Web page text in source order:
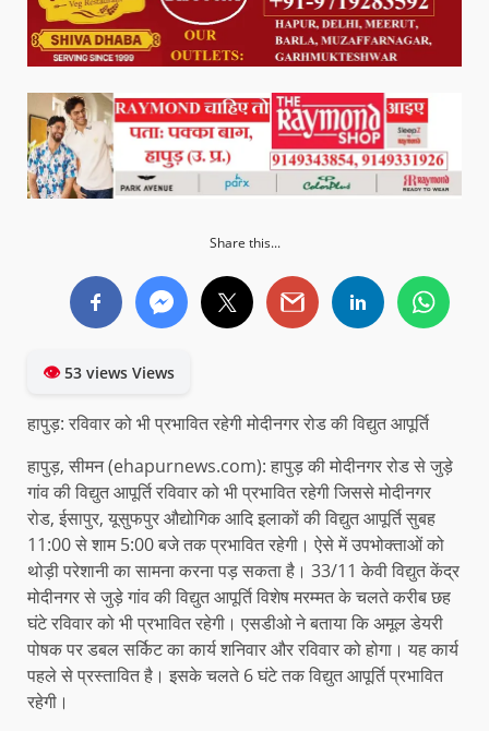
Share this...
👁53 views Views
हापुड़: रविवार को भी प्रभावित रहेगी मोदीनगर रोड की विद्युत आपूर्ति
हापुड़, सीमन (ehapurnews.com): हापुड़ की मोदीनगर रोड से जुड़े
गांव की विद्युत आपूर्ति रविवार को भी प्रभावित रहेगी जिससे मोदीनगर
रोड, ईसापुर, यूसुफपुर औद्योगिक आदि इलाकों की विद्युत आपूर्ति सुबह
11:00 से शाम 5:00 बजे तक प्रभावित रहेगी। ऐसे में उपभोक्ताओं को
थोड़ी परेशानी का सामना करना पड़ सकता है। 33/11 केवी विद्युत केंद्र
मोदीनगर से जुड़े गांव की विद्युत आपूर्ति विशेष मरम्मत के चलते करीब छह
घंटे रविवार को भी प्रभावित रहेगी। एसडीओ ने बताया कि अमूल डेयरी
पोषक पर डबल सर्किट का कार्य शनिवार और रविवार को होगा। यह कार्य
पहले से प्रस्तावित है। इसके चलते 6 घंटे तक विद्युत आपूर्ति प्रभावित
रहेगी।